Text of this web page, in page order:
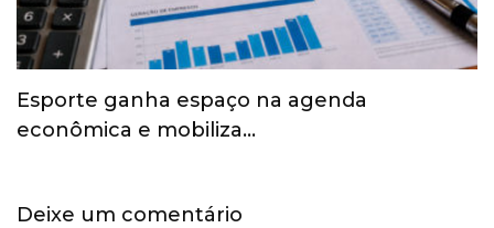
Esporte ganha espaço na agenda
econômica e mobiliza…
Deixe um comentário